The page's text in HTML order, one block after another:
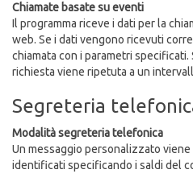
Chiamate basate su eventi
Il programma riceve i dati per la
web. Se i dati vengono ricevuti
chiamata con i parametri
richiesta viene ripetuta a un
Segreteria
Modalità segreteria telefonica
Un messaggio personalizzato
identificati specificando i saldi del